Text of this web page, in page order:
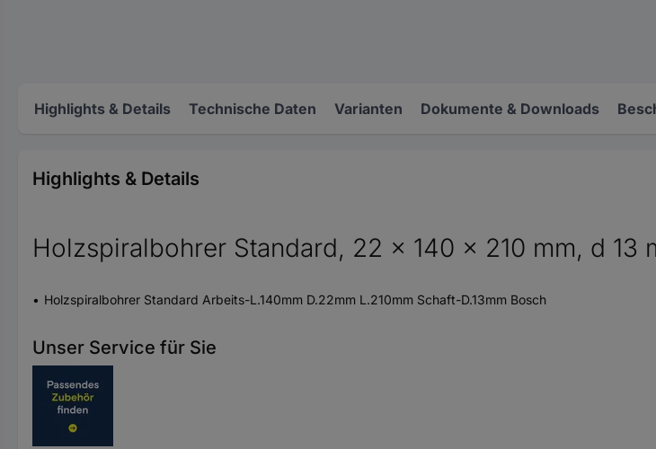
Highlights & Details Technische Daten Varianten Dokumente & Downloads
Highlights & Details
Holzspiralbohrer Standard, 22 x 140 x 210 mm, d 13
Holzspiralbohrer Standard Arbeits-L.140mm D.22mm L.210mm Schaft-D.13mm Bosch
Unser Service für Sie